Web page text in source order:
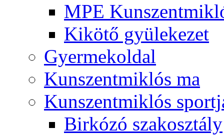
MPE
Kikötő gyülekezet
Gyermekoldal
Kunszentmiklós ma
Kunszentmiklós
Birkózó szakosztály